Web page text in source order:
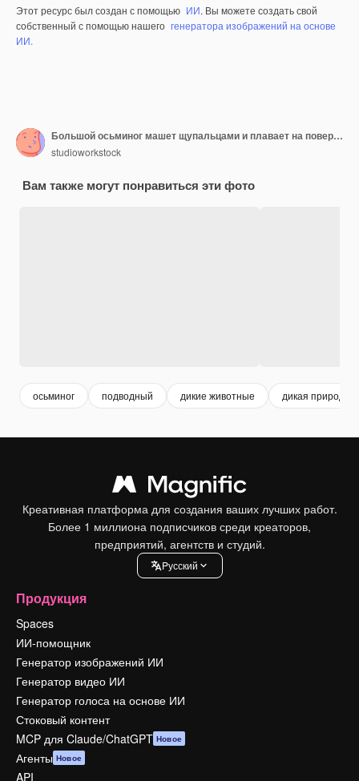
Этот ресурс был создан с помощью ИИ. Вы можете создать свой
собственный с помощью нашего генератора изображений на основе
ИИ.
Большой осьминог машет щупальцами и плавает на поверхности воды
studioworkstock
Вам также могут понравиться эти фото
осьминог подводный дикие животные дикая природа
Креативная платформа для создания ваших лучших работ.
Более 1 миллиона подписчиков среди креаторов,
предприятий, агентств и студий.
Pусский
Продукция
Spaces
ИИ-помощник
Генератор изображений ИИ
Генератор видео ИИ
Генератор голоса на основе ИИ
Стоковый контент
MCP для Claude/ChatGPT Новое
Агенты Новое
API